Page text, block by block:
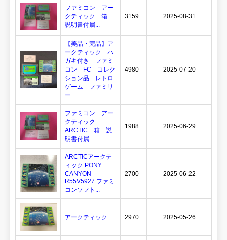
ファミコン アー
クティック 箱
説明書付属...
3159 2025-08-31
【美品・完品】ア
ークティック ハ
ガキ付き ファミ
コン FC コレク
ション品 レトロ
ゲーム ファミリ
ー...
4980 2025-07-20
ファミコン アー
クティック
ARCTIC 箱 説
明書付属...
1988 2025-06-29
ARCTICアークテ
ィック PONY
CANYON
R55V5927 ファミ
コンソフト...
2700 2025-06-22
アークティック... 2970 2025-05-26